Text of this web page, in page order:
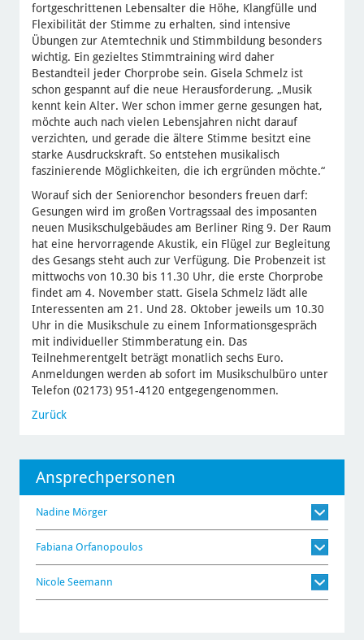
fortgeschrittenen Lebensalter die Höhe, Klangfülle und
Flexibilität der Stimme zu erhalten, sind intensive
Übungen zur Atemtechnik und Stimmbildung besonders
wichtig. Ein gezieltes Stimmtraining wird daher
Bestandteil jeder Chorprobe sein. Gisela Schmelz ist
schon gespannt auf die neue Herausforderung. „Musik
kennt kein Alter. Wer schon immer gerne gesungen hat,
möchte auch nach vielen Lebensjahren nicht darauf
verzichten, und gerade die ältere Stimme besitzt eine
starke Ausdruckskraft. So entstehen musikalisch
faszinierende Möglichkeiten, die ich ergründen möchte.“
Worauf sich der Seniorenchor besonders freuen darf:
Gesungen wird im großen Vortragssaal des imposanten
neuen Musikschulgebäudes am Berliner Ring 9. Der Raum
hat eine hervorragende Akustik, ein Flügel zur Begleitung
des Gesangs steht auch zur Verfügung. Die Probenzeit ist
mittwochs von 10.30 bis 11.30 Uhr, die erste Chorprobe
findet am 4. November statt. Gisela Schmelz lädt alle
Interessenten am 21. Und 28. Oktober jeweils um 10.30
Uhr in die Musikschule zu einem Informationsgespräch
mit individueller Stimmberatung ein. Das
Teilnehmerentgelt beträgt monatlich sechs Euro.
Anmeldungen werden ab sofort im Musikschulbüro unter
Telefon (02173) 951-4120 entgegengenommen.
Zurück
Ansprechpersonen
Nadine Mörger
Fabiana Orfanopoulos
Nicole Seemann